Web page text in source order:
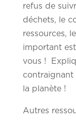
refus de
déchets, le
ressources,
important
vous !
contraignant
la planète !
Autres